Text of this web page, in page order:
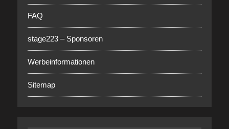
FAQ
stage223 – Sponsoren
Werbeinformationen
Sitemap